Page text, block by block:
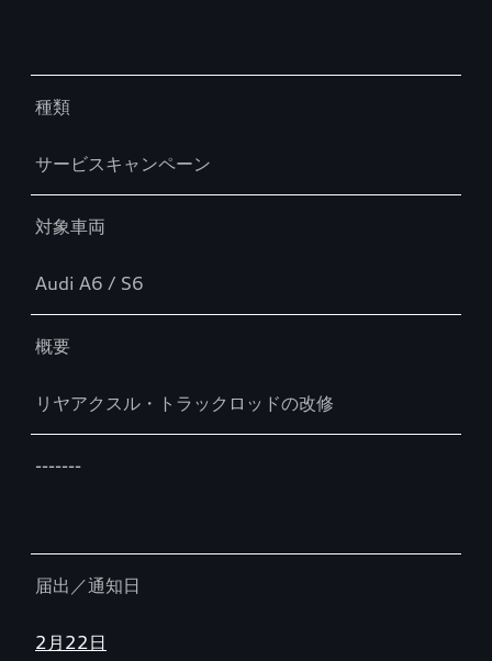
種類
サービスキャンペーン
対象車両
Audi A6 / S6
概要
リヤアクスル・トラックロッドの改修
-------
届出／通知日
2月22日